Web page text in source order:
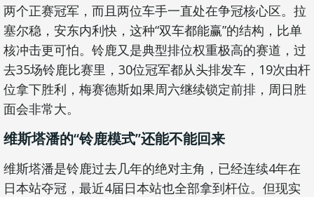
两个正赛冠军，而且两位车手一直处在争冠核心区。拉
塞尔稳，安东内利快，这种“双车都能赢”的结构，比单
核冲击更可怕。铃鹿又是典型排位权重极高的赛道，过
去35场铃鹿比赛里，30位冠军都从头排发车，19次由杆
位拿下胜利，梅赛德斯如果周六继续锁定前排，周日胜
面会非常大。
维斯塔潘的“铃鹿模式”还能不能回来
维斯塔潘是铃鹿过去几年的绝对主角，已经连续4年在
日本站夺冠，最近4届日本站也全部拿到杆位。但现实